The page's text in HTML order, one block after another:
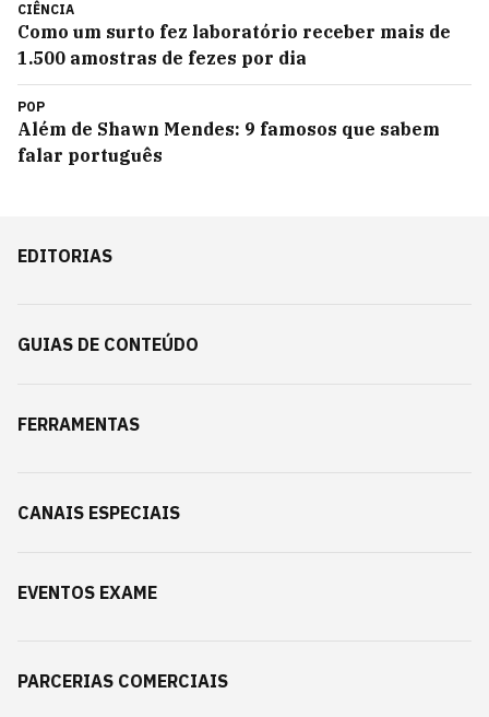
CIÊNCIA
Como um surto fez laboratório receber mais de
1.500 amostras de fezes por dia
POP
Além de Shawn Mendes: 9 famosos que sabem
falar português
EDITORIAS
GUIAS DE CONTEÚDO
FERRAMENTAS
CANAIS ESPECIAIS
EVENTOS EXAME
PARCERIAS COMERCIAIS